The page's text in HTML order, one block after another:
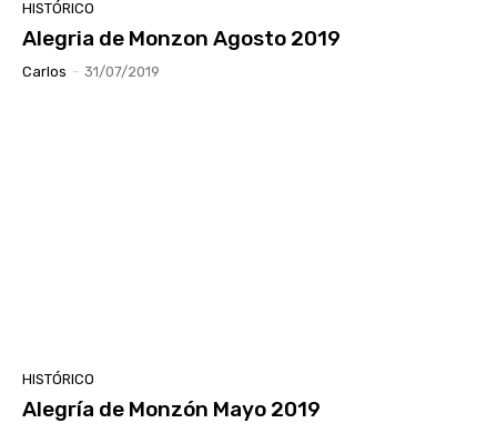
HISTÓRICO
Alegria de Monzon Agosto 2019
Carlos - 31/07/2019
HISTÓRICO
Alegría de Monzón Mayo 2019